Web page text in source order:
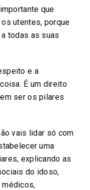
que
utentes, porque
todas as suas
e a
É um direito
ser os pilares
vais lidar só com
uma
explicando as
do idoso,